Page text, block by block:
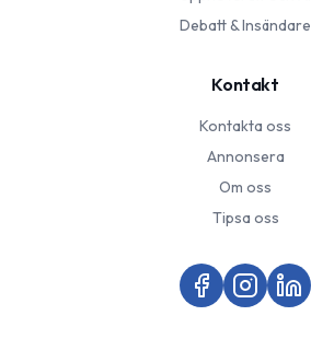
Debatt & Insändare
Kontakt
Kontakta oss
Annonsera
Om oss
Tipsa oss